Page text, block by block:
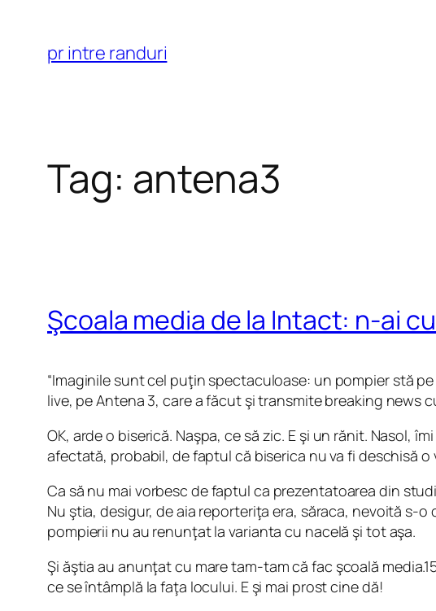
content
pr intre randuri
Tag: antena3
Şcoala media de la Intact: n-ai
“Imaginile sunt cel puţin spectaculoase: un pompier stă
live, pe Antena 3, care a făcut şi transmite breaking news
OK, arde o biserică. Naşpa, ce să zic. E şi un rănit. Nasol,
afectată, probabil, de faptul că biserica nu va fi deschisă o
Ca să nu mai vorbesc de faptul ca prezentatoarea din
Nu ştia, desigur, de aia reporteriţa era, săraca, nevoită s-
pompierii nu au renunţat la varianta cu nacelă şi tot aşa.
Şi ăştia au anunţat cu mare tam-tam că fac şcoală
ce se întâmplă la faţa locului. E şi mai prost cine dă!